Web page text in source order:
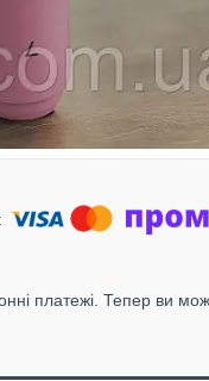
платежі. Тепер ви